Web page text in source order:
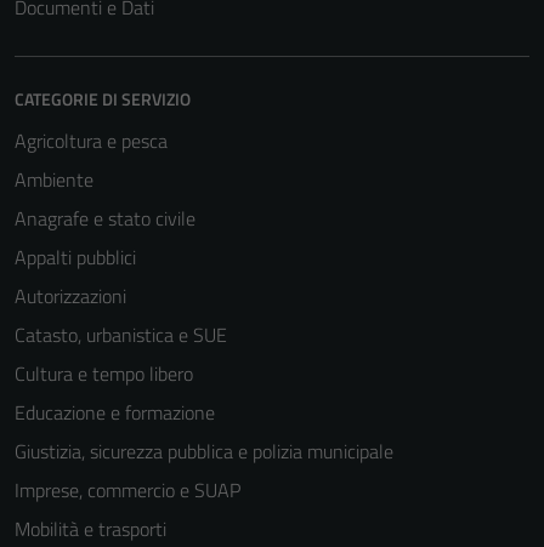
Documenti e Dati
CATEGORIE DI SERVIZIO
Agricoltura e pesca
Ambiente
Anagrafe e stato civile
Appalti pubblici
Autorizzazioni
Catasto, urbanistica e SUE
Cultura e tempo libero
Educazione e formazione
Giustizia, sicurezza pubblica e polizia municipale
Imprese, commercio e SUAP
Mobilità e trasporti